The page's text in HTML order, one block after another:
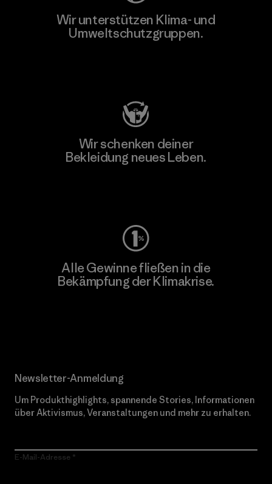
Wir unterstützen Klima- und
Umweltschutzgruppen.
Wir schenken deiner
Bekleidung neues Leben.
Alle Gewinne fließen in die
Bekämpfung der Klimakrise.
Newsletter-Anmeldung
Um Produkthighlights, spannende Stories, Informationen
über Aktivismus, Veranstaltungen und mehr zu erhalten.
E-Mail-Adresse